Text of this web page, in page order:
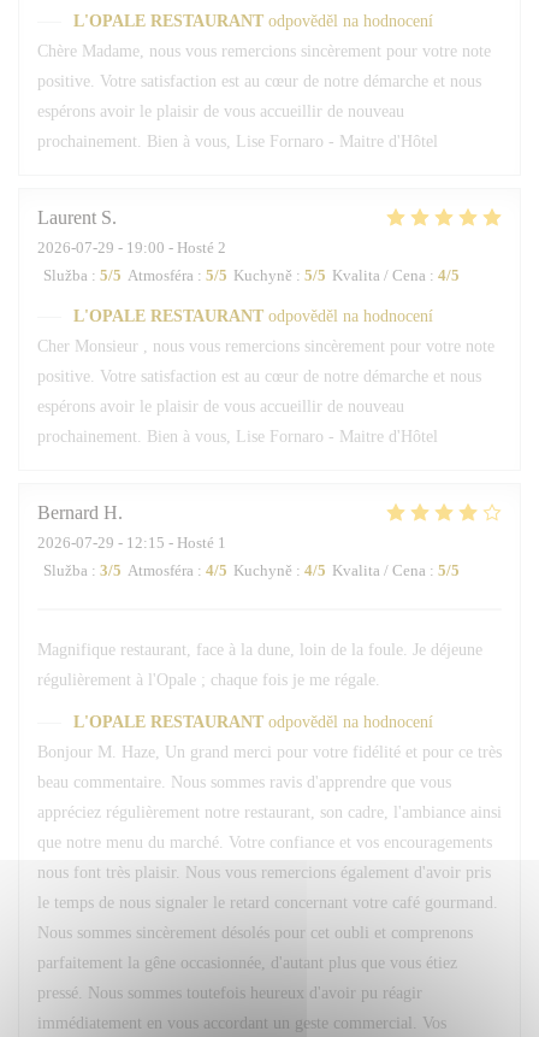
L'OPALE RESTAURANT odpověděl na hodnocení
Chère Madame, nous vous remercions sincèrement pour votre note
positive. Votre satisfaction est au cœur de notre démarche et nous
espérons avoir le plaisir de vous accueillir de nouveau
prochainement. Bien à vous, Lise Fornaro - Maitre d'Hôtel
Laurent S
2026-07-29 - 19:00 - Hosté 2
Služba : 5/5 Atmosféra : 5/5 Kuchyně : 5/5 Kvalita / Cena : 4/5
L'OPALE RESTAURANT odpověděl na hodnocení
Cher Monsieur , nous vous remercions sincèrement pour votre note
positive. Votre satisfaction est au cœur de notre démarche et nous
espérons avoir le plaisir de vous accueillir de nouveau
prochainement. Bien à vous, Lise Fornaro - Maitre d'Hôtel
Bernard H
2026-07-29 - 12:15 - Hosté 1
Služba : 3/5 Atmosféra : 4/5 Kuchyně : 4/5 Kvalita / Cena : 5/5
Magnifique restaurant, face à la dune, loin de la foule. Je déjeune
régulièrement à l'Opale ; chaque fois je me régale.
L'OPALE RESTAURANT odpověděl na hodnocení
Bonjour M. Haze, Un grand merci pour votre fidélité et pour ce très
beau commentaire. Nous sommes ravis d'apprendre que vous
appréciez régulièrement notre restaurant, son cadre, l'ambiance ainsi
que notre menu du marché. Votre confiance et vos encouragements
nous font très plaisir. Nous vous remercions également d'avoir pris
le temps de nous signaler le retard concernant votre café gourmand.
Nous sommes sincèrement désolés pour cet oubli et comprenons
parfaitement la gêne occasionnée, d'autant plus que vous étiez
pressé. Nous sommes toutefois heureux d'avoir pu réagir
immédiatement en vous accordant un geste commercial. Vos